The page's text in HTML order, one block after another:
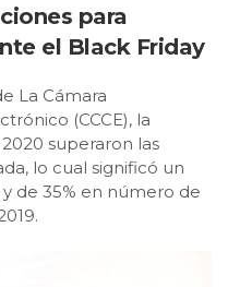
para
el Black Friday
La Cámara
(CCCE), la
superaron las
lo cual significó un
de 35% en número de